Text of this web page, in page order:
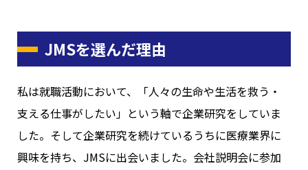
JMSを選んだ理由
私は就職活動において、「人々の生命や生活を救う・
支える仕事がしたい」という軸で企業研究をしていま
した。そして企業研究を続けているうちに医療業界に
興味を持ち、JMSに出会いました。会社説明会に参加